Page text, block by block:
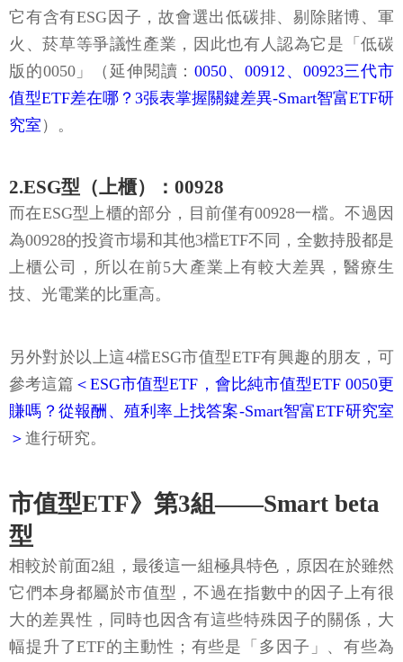
它有含有ESG因子，故會選出低碳排、剔除賭博、軍
火、菸草等爭議性產業，因此也有人認為它是「低碳
版的0050」（延伸閱讀：0050、00912、00923三代市
值型ETF差在哪？3張表掌握關鍵差異-Smart智富ETF研
究室 ）。
2.ESG型（上櫃）：00928
而在ESG型上櫃的部分，目前僅有00928一檔。不過因
為00928的投資市場和其他3檔ETF不同，全數持股都是
上櫃公司，所以在前5大產業上有較大差異，醫療生
技、光電業的比重高。
另外對於以上這4檔ESG市值型ETF有興趣的朋友，可
參考這篇 ＜ESG市值型ETF，會比純市值型ETF 0050更
賺嗎？從報酬、殖利率上找答案-Smart智富ETF研究室
＞ 進行研究。
市值型ETF》第3組——Smart beta
型
相較於前面2組，最後這一組極具特色，原因在於雖然
它們本身都屬於市值型，不過在指數中的因子上有很
大的差異性，同時也因含有這些特殊因子的關係，大
幅提升了ETF的主動性；有些是「多因子」、有些為